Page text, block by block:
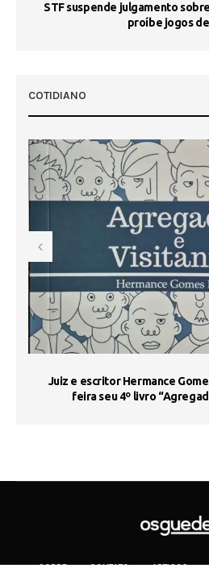
STF suspende julgamento
proíbe jogos
COTIDIANO
Juiz e escritor Hermance
feira seu 4º livro